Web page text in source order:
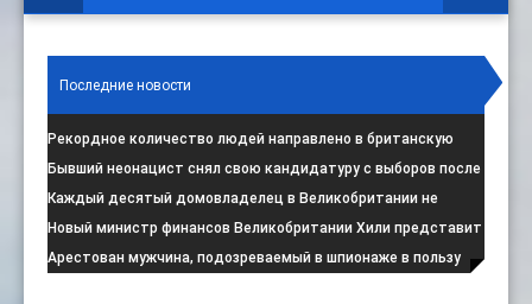
Последние новости
Рекордное количество людей направлено в британскую
программу по борьбе с радикал:
Бывший неонацист снял свою кандидатуру с выборов после
негативной реакции общест:
Каждый десятый домовладелец в Великобритании не
намерен соблюдать запрет на испо:
Новый министр финансов Великобритании Хили представит
свой первый бюджет 28 октя:
Арестован мужчина, подозреваемый в шпионаже в пользу